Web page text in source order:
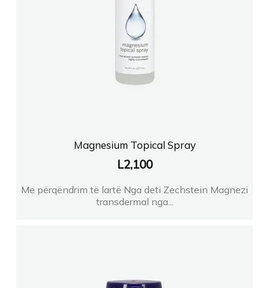
Magnesium Topical Spray
L2,100
Me përqëndrim të lartë Nga deti Zechstein Magnezi
transdermal nga...